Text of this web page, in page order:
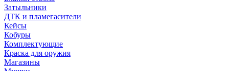
Затыльники
ДТК и пламегасители
Кейсы
Кобуры
Комплектующие
Краска для оружия
Магазины